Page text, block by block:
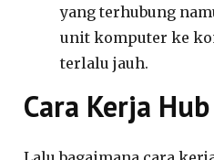
yang terhubung
unit komputer ke
terlalu jauh.
Cara Kerja Hub